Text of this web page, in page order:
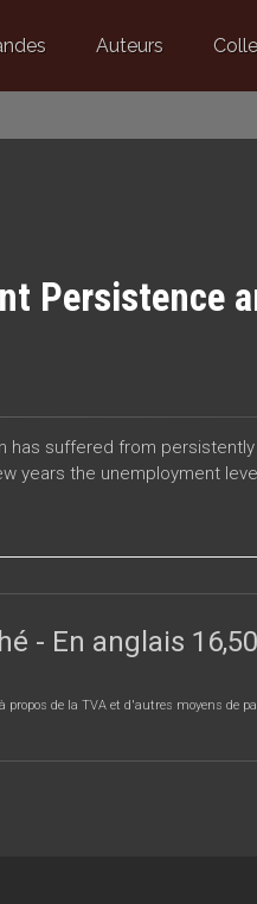
Auteurs
Persistence
has suffered from
years the unemployment
- En anglais
de la TVA et d'autres moyens de